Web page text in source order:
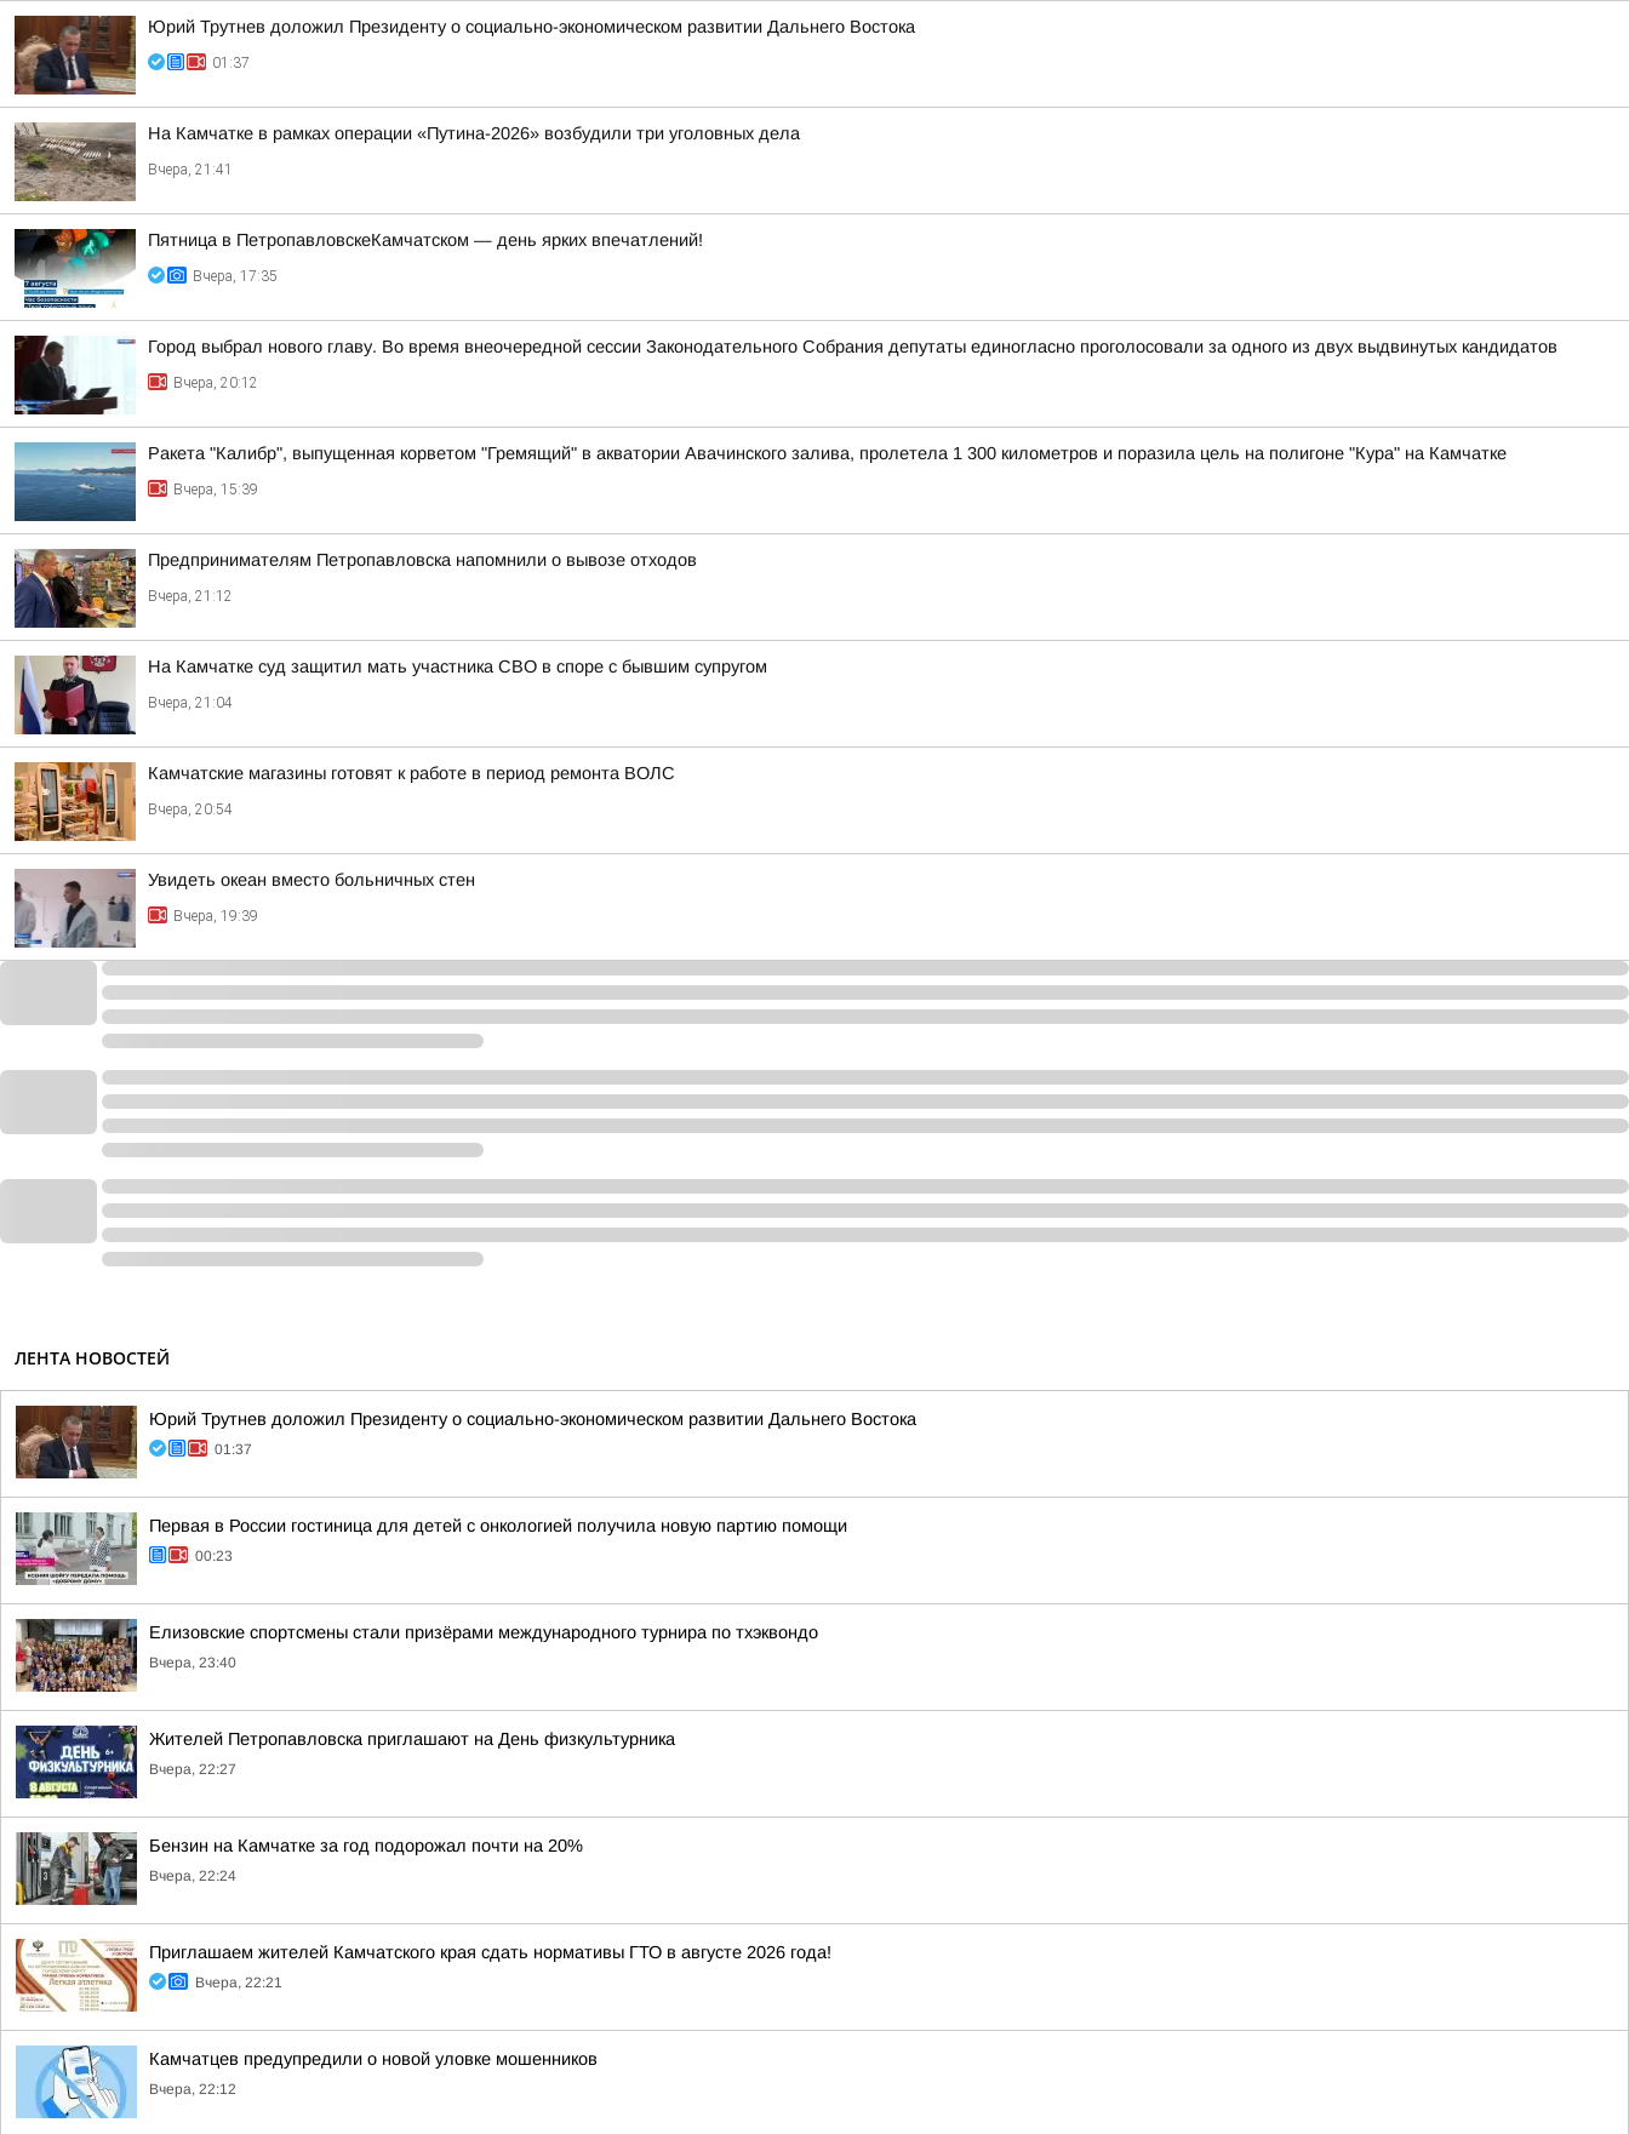
Юрий Трутнев доложил Президенту о социально-экономическом развитии Дальнего Востока
01:37
На Камчатке в рамках операции «Путина-2026» возбудили три уголовных дела
Вчера, 21:41
Пятница в ПетропавловскеКамчатском — день ярких впечатлений!
Вчера, 17:35
Город выбрал нового главу. Во время внеочередной сессии Законодательного Собрания депутаты единогласно проголосовали за одного из двух выдвинутых кандидатов
Вчера, 20:12
Ракета "Калибр", выпущенная корветом "Гремящий" в акватории Авачинского залива, пролетела 1 300 километров и поразила цель на полигоне "Кура" на Камчатке
Вчера, 15:39
Предпринимателям Петропавловска напомнили о вывозе отходов
Вчера, 21:12
На Камчатке суд защитил мать участника СВО в споре с бывшим супругом
Вчера, 21:04
Камчатские магазины готовят к работе в период ремонта ВОЛС
Вчера, 20:54
Увидеть океан вместо больничных стен
Вчера, 19:39
ЛЕНТА НОВОСТЕЙ
Юрий Трутнев доложил Президенту о социально-экономическом развитии Дальнего Востока
01:37
Первая в России гостиница для детей с онкологией получила новую партию помощи
00:23
Елизовские спортсмены стали призёрами международного турнира по тхэквондо
Вчера, 23:40
Жителей Петропавловска приглашают на День физкультурника
Вчера, 22:27
Бензин на Камчатке за год подорожал почти на 20%
Вчера, 22:24
Приглашаем жителей Камчатского края сдать нормативы ГТО в августе 2026 года!
Вчера, 22:21
Камчатцев предупредили о новой уловке мошенников
Вчера, 22:12